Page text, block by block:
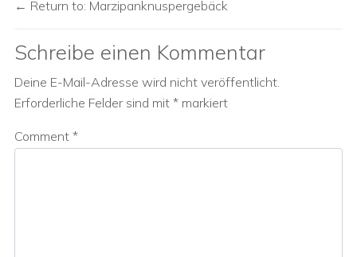
Return to: Marzipanknuspergebäck
Schreibe einen Kommentar
Deine E-Mail-Adresse wird nicht veröffentlicht.
Erforderliche Felder sind mit * markiert
Comment *